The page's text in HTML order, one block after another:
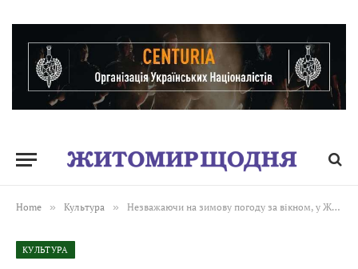
Home » Культура » Незважаючи на зимову погоду за вікном, у Житомирському академічному обласному театрі ляльок завжди тепло, затишно та казково!
КУЛЬТУРА